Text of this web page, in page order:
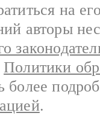
на
авторы
Политики
более
.